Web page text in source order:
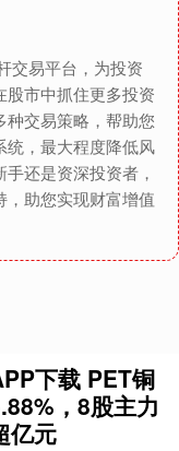
交易平台，为投资
市中抓住更多投资
交易策略，帮助您
统，最大程度降低风
还是资深投资者，
助您实现财富增值
下载 PET铜
，8股主力
亿元